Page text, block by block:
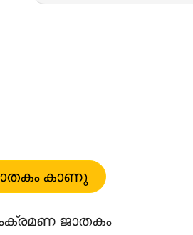
ജാതകം